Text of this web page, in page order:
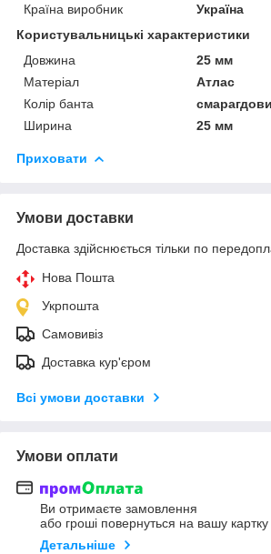
Країна виробник
Україна
Користувальницькі характеристики
Довжина
25 мм
Матеріал
Атлас
Колір банта
Ширина
25 мм
Приховати
Умови доставки
Доставка здійснюється тільки по
Нова Пошта
Укрпошта
Самовивіз
Доставка кур'єром
Всі умови доставки
Умови оплати
Ви отримаєте замовлення
або гроші повернуться на вашу картку
Детальніше